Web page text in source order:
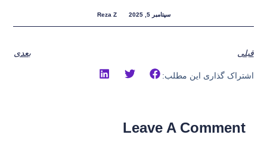
سپتامبر 5, 2025 Reza Z
قبلی بعدی
اشتراک گذاری این مطلب:
Leave A Comment